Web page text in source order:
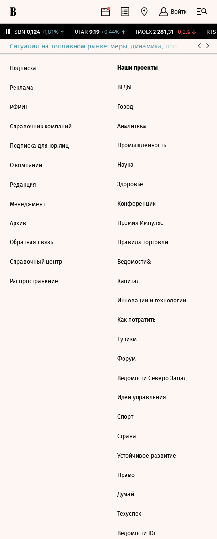
Войти
USBN 0,124 +1,81%↑ UTAR 9,19 +0,44%↑ IMOEX 2 281,31 -0,2%↓ RTSI
Ситуация на топливном рынке: меры, динамика, прогнозы
Подписка
Реклама
РФРИТ
Справочник компаний
Подписка для юр.лиц
О компании
Редакция
Менеджмент
Архив
Обратная связь
Справочный центр
Распространение
Наши проекты
ВЕДЫ
Город
Аналитика
Промышленность
Наука
Здоровье
Конференции
Премия Импульс
Правила торговли
Ведомости&
Капитал
Инновации и технологии
Как потратить
Туризм
Форум
Ведомости Северо-Запад
Идеи управления
Спорт
Страна
Устойчивое развитие
Право
Думай
Техуспех
Ведомости Юг